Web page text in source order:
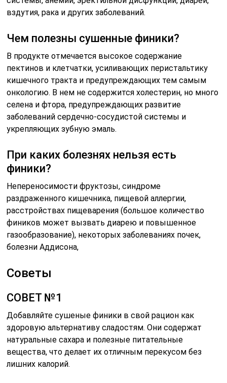
вздутия, рака и других заболеваний.
Чем полезны сушенные финики?
В продукте отмечается высокое содержание
пектинов и клетчатки, усиливающих перистальтику
кишечного тракта и предупреждающих тем самым
онкологию. В нем не содержится холестерин, но много
селена и фтора, предупреждающих развитие
заболеваний сердечно-сосудистой системы и
укрепляющих зубную эмаль.
При каких болезнях нельзя есть
финики?
Непереносимости фруктозы, синдроме
раздраженного кишечника, пищевой аллергии,
расстройствах пищеварения (большое количество
фиников может вызвать диарею и повышенное
газообразование), некоторых заболеваниях почек,
болезни Аддисона,
Советы
СОВЕТ №1
Добавляйте сушеные финики в свой рацион как
здоровую альтернативу сладостям. Они содержат
натуральные сахара и полезные питательные
вещества, что делает их отличным перекусом без
лишних калорий.